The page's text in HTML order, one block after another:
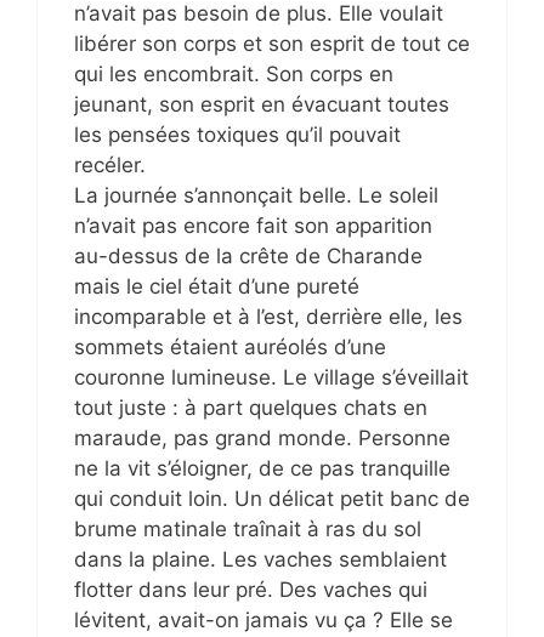
n’avait pas besoin de plus. Elle voulait
libérer son corps et son esprit de tout ce
qui les encombrait. Son corps en
jeunant, son esprit en évacuant toutes
les pensées toxiques qu’il pouvait
recéler.
La journée s’annonçait belle. Le soleil
n’avait pas encore fait son apparition
au-dessus de la crête de Charande
mais le ciel était d’une pureté
incomparable et à l’est, derrière elle, les
sommets étaient auréolés d’une
couronne lumineuse. Le village s’éveillait
tout juste : à part quelques chats en
maraude, pas grand monde. Personne
ne la vit s’éloigner, de ce pas tranquille
qui conduit loin. Un délicat petit banc de
brume matinale traînait à ras du sol
dans la plaine. Les vaches semblaient
flotter dans leur pré. Des vaches qui
lévitent, avait-on jamais vu ça ? Elle se